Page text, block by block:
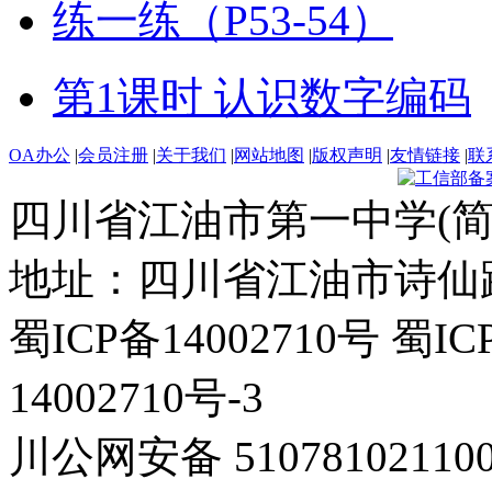
练一练（P53-54）
第1课时 认识数字编码
OA办公 |会员注册 |关于我们 |网站地图 |版权声明 |友情链接 |联
四川省江油市第一中学(
地址：四川省江油市诗仙
蜀ICP备14002710号 蜀
14002710号-3
川公网安备